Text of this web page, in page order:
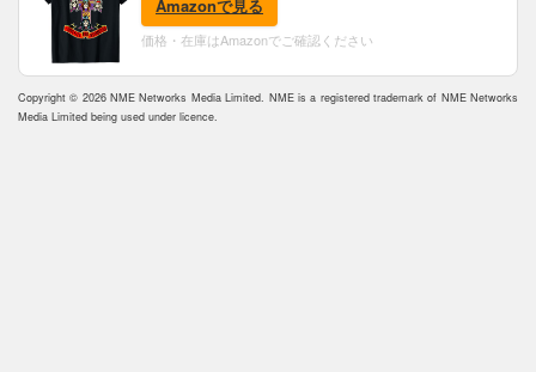
Amazonで見る
価格・在庫はAmazonでご確認ください
Copyright © 2026 NME Networks Media Limited. NME is a registered trademark of NME Networks
Media Limited being used under licence.